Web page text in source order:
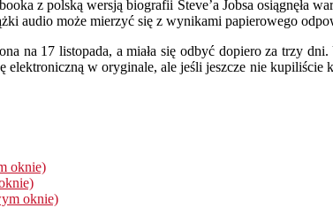
z polską wersją biografii Steve’a Jobsa osiągnęła
audio może mierzyć się z wynikami papierowego
na 17 listopada, a miała się odbyć dopiero za trzy
elektroniczną w oryginale, ale jeśli jeszcze nie
oknie)
oknie)